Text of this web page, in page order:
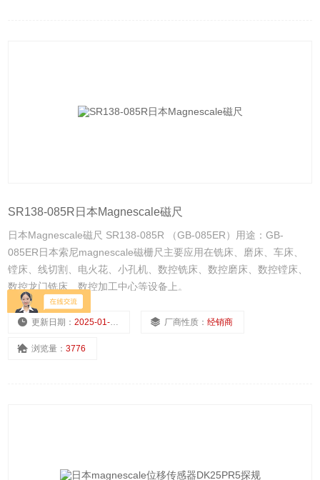
SR138-085R日本Magnescale磁尺
日本Magnescale磁尺 SR138-085R （GB-085ER）用途：GB-
085ER日本索尼magnescale磁栅尺主要应用在铣床、磨床、车床、
镗床、线切割、电火花、小孔机、数控铣床、数控磨床、数控镗床、
数控龙门铣床、数控加工中心等设备上。
更新日期：2025-01-10 厂商性质：经销商
浏览量：3776